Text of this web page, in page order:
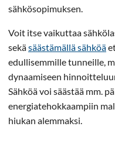
sähkösopimuksen.
Voit itse vaikuttaa
sekäsäästämällä sähköä
edullisemmille tunneille,
dynaamiseen
Sähköä voi säästää mm.
energiatehokkaampiin
hiukan alemmaksi.